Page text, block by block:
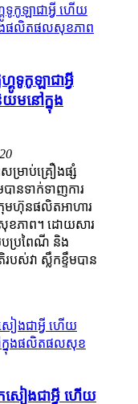
គូទូកូឡាជាអ្វី
យមនៅក្នុង
ម្រាប់គ្រឿងផ្សំ
បានទាក់ទាញការ
រុមហ៊ុនផលិតអាហារ
ខភាព។ ដោយសារ
ែបប្រពៃណី និង
បស់វា ស្លឹកខ្ទឹមបាន
សៀងជាអ្វី ហើយ